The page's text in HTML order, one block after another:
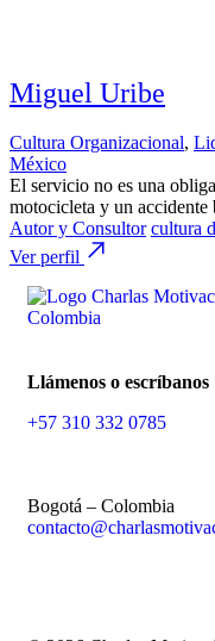
Miguel Uribe
Cultura Organizacional,
México
El servicio no es una
motocicleta y un accidente
Autor y Consultor cultura
Ver perfil
Llámenos o escríbanos
+57 310 332 0785
Bogotá – Colombia